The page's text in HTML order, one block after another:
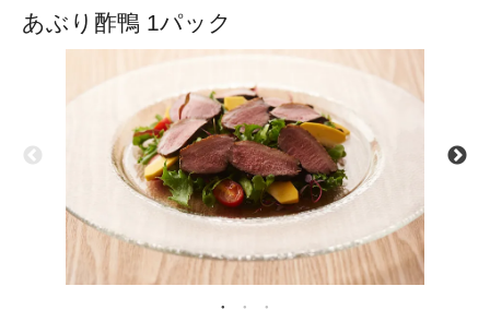
あぶり酢鴨 1パック